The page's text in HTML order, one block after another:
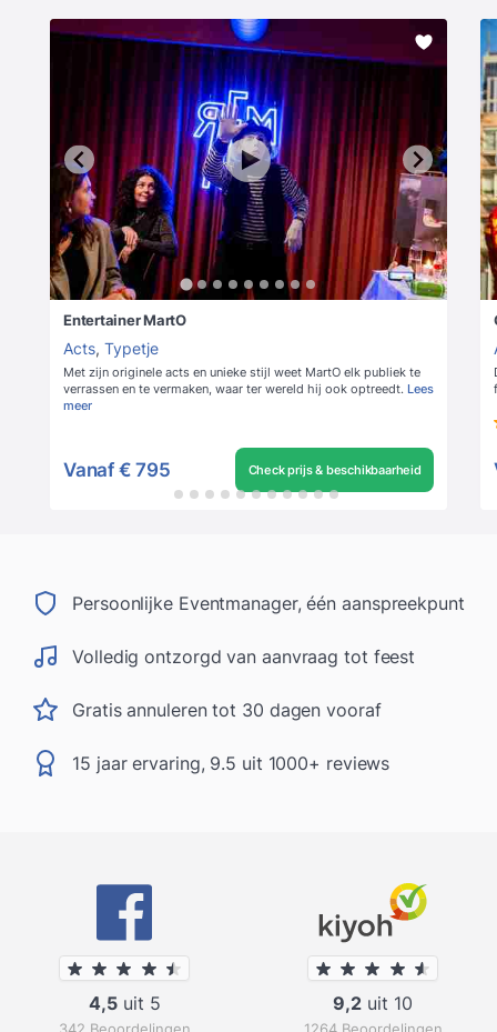
Entertainer MartO
Acts, Typetje
Met zijn originele acts en unieke stijl weet MartO elk publiek te
verrassen en te vermaken, waar ter wereld hij ook optreedt. Lees
meer
Vanaf € 795 Check prijs & beschikbaarheid
Persoonlijke Eventmanager, één aanspreekpunt
Volledig ontzorgd van aanvraag tot feest
Gratis annuleren tot 30 dagen vooraf
15 jaar ervaring, 9.5 uit 1000+ reviews
4,5uit 5 9,2 uit 10